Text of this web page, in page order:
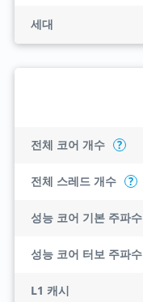
세대
전체 코어 개수 ?
전체 스레드 개수 ?
성능 코어 기본 주파수
성능 코어 터보 주파수
L1 캐시